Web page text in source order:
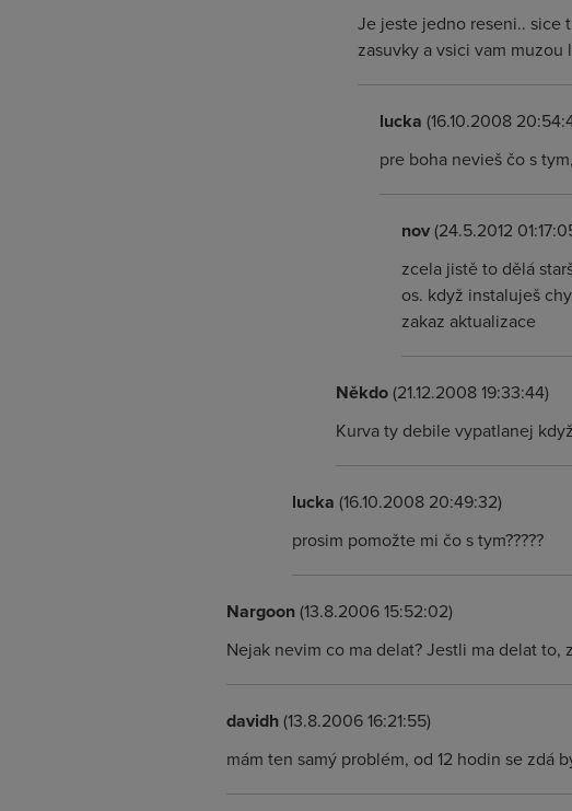
Je jeste jedno reseni.. sice
zasuvky a vsici vam muzou
lucka (16.10.2008
pre boha nevieš čo s
nov(24.5.2012
zcela jistě to dělá
os. když instaluješ
zakaz aktualizace
Někdo(21.12.2008 19:33:44)
Kurva ty debile vypatlanej
lucka (16.10.2008 20:49:32)
prosim pomožte mi čo s tym?????
Nargoon(13.8.2006 15:52:02)
Nejak nevim co ma delat? Jestli ma delat
davidh(13.8.2006 16:21:55)
mám ten samý problém, od 12 hodin se zdá